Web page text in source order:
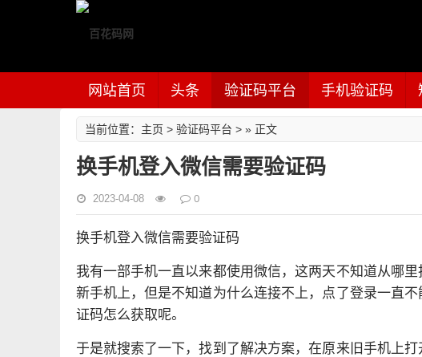
网站首页 头条 验证码平台 手机验证码
当前位置： 主页 > 验证码平台 > » 正文
换手机登入微信需要验证码
2023-04-08 0
换手机登入微信需要验证码
我有一部手机一直以来都使用微信，这两天不知道从哪
新手机上，但是不知道为什么连接不上，点了登录一直
证码怎么获取呢。
于是就搜索了一下，找到了解决方案，在原来旧手机上